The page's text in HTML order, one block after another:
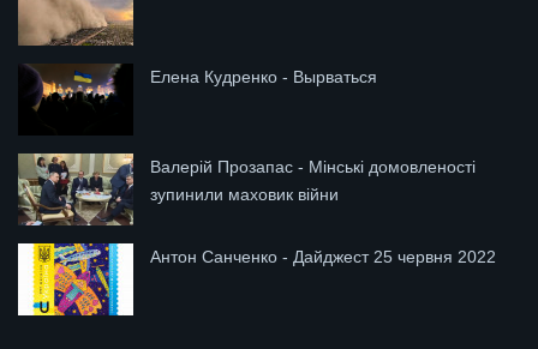
Елена Кудренко - Вырваться
Валерій Прозапас - Мінські домовленості
зупинили маховик війни
Антон Санченко - Дайджест 25 червня 2022